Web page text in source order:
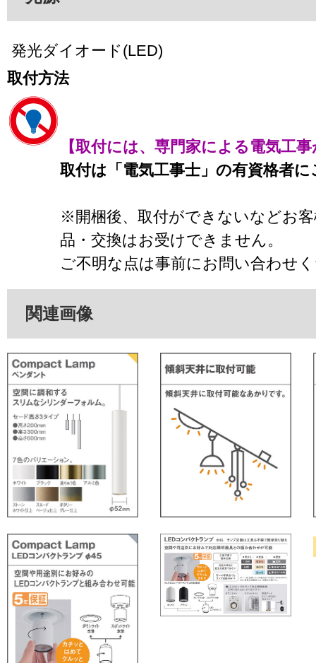
発光ダイオード(LED)
取付方法
【取付には、専門家による電気工
取付は「電気工事士」の有資格者
※開梱後、取付ができないなどお
品・交換はお受けできません。
ご不明な点は事前にお問い合わせ
関連画像